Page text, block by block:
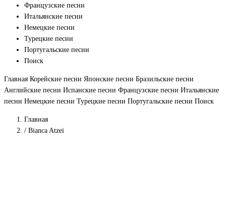
Французские песни
Итальянские песни
Немецкие песни
Турецкие песни
Португальские песни
Поиск
Главная Корейские песни Японские песни Бразильские песни
Английские песни Испанские песни Французские песни Итальянские
песни Немецкие песни Турецкие песни Португальские песни Поиск
Главная
/ Bianca Atzei